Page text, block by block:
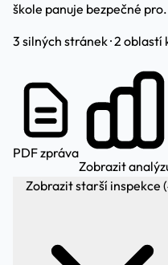
škole panuje bezpečné
3 silných stránek · 2 oblastí
PDF zpráva
Zobrazit
Zobrazit starší inspekce